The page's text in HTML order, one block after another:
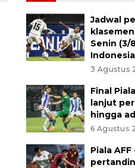
Jadwal
Senin (3/
3 Agustus
Final
lanjut
hingga
6 Agustus
Piala